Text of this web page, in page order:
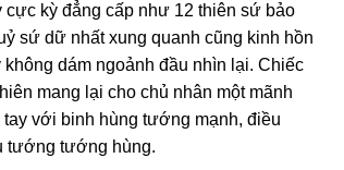
cực kỳ đẳng cấp như 12 thiên sứ bảo
sứ dữ nhất xung quanh cũng kinh hồn
không dám ngoảnh đầu nhìn lại. Chiếc
mang lại cho chủ nhân một mãnh
tay với binh hùng tướng mạnh, điều
tướng tướng hùng.